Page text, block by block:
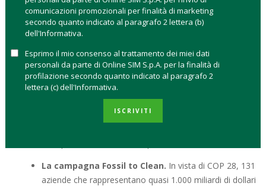
cambiamento in favore del Pianeta?La domanda è stata
una costante per tutto l’anno e rischia di compromettere i
negoziati di Dubai che vedono presenti oltre 300 Stati.
attenzione gli investitori secondo le analisi diAbrdne
Columbia Threadneedle Investments.
COP 28 QUALI SONO I PUNTI CHIAVE
La campagna Fossil to Clean. In vista di COP 28, 131
aziende che rappresentano quasi 1.000 miliardi di dollari
comunicazioni promozionali per finalità di marketing
secondo quanto indicato al paragrafo 2 lettera (b)
dell'Informativa.
Esprimo il mio consenso al trattamento dei miei dati
personali da parte di Online SIM S.p.A. per la finalità di
profilazione secondo quanto indicato al paragrafo 2
lettera (c) dell'Informativa.
ISCRIVITI